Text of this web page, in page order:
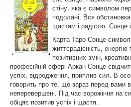
стіну, яка є символом
подолані. Вся
щастям і радістю. Сонце
Карта Таро Сонце
життєрадісність,
позитивних змін,
професійній сфері Аркан Сонце
успіх, відродження, приплив сил. В
говорить про те, що зараз перед вами
неперевершені. Під час ворожіння на
обіцяє позитив успіх і щастя.